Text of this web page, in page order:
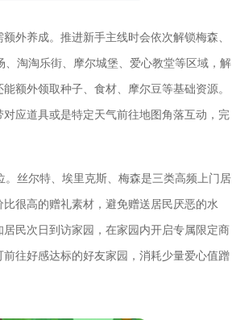
外养成。推进新手主线时会依次解锁梅森、
淘淘乐街、摩尔城堡、爱心教堂等区域，解
额外领取种子、食材、摩尔豆等基础资源。
应道具或是特定天气前往地图角落互动，完
丝尔特、埃里克斯、梅森是三类高频上门居
很高的赠礼素材，避免赠送居民厌恶的水
民次日到访家园，在家园内开启专属限定商
往好感达标的好友家园，消耗少量爱心值蹭